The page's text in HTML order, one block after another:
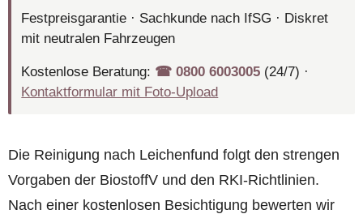
Festpreisgarantie · Sachkunde nach IfSG · Diskret
mit neutralen Fahrzeugen
Kostenlose Beratung: ☎︎ 0800 6003005 (24/7) ·
Kontaktformular mit Foto-Upload
Die Reinigung nach Leichenfund folgt den strengen
Vorgaben der BiostoffV und den RKI-Richtlinien.
Nach einer kostenlosen Besichtigung bewerten wir